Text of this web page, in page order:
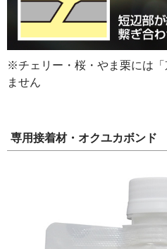
※チェリー・桜・やま栗には「
ません
専用接着材・オクユカボンド